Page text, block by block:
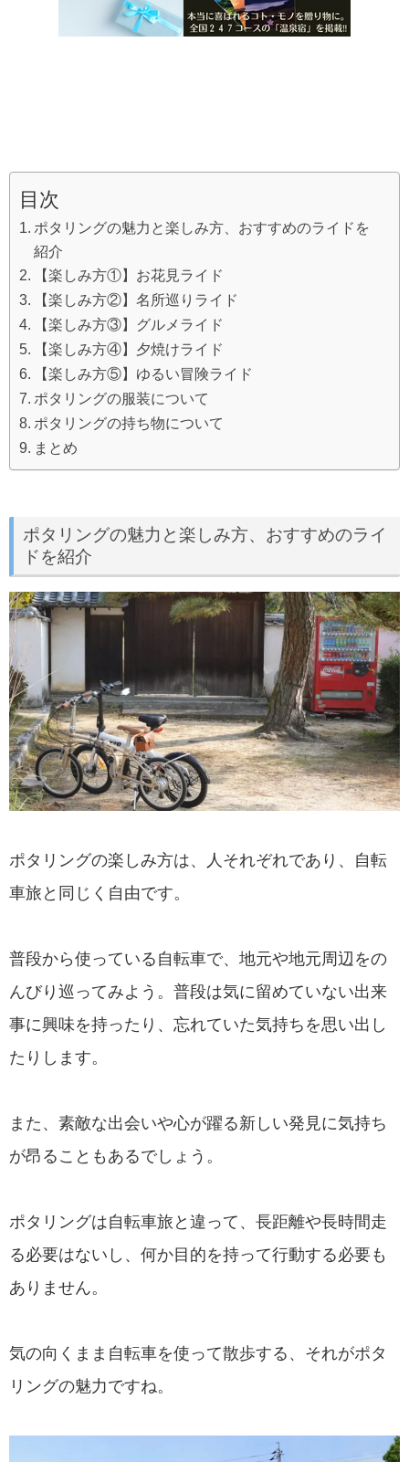
目次
ポタリングの魅力と楽しみ方、おすすめのライドを
紹介
【楽しみ方①】お花見ライド
【楽しみ方②】名所巡りライド
【楽しみ方③】グルメライド
【楽しみ方④】夕焼けライド
【楽しみ方⑤】ゆるい冒険ライド
ポタリングの服装について
ポタリングの持ち物について
まとめ
ポタリングの魅力と楽しみ方、おすすめのライ
ドを紹介
ポタリングの楽しみ方は、人それぞれであり、自転
車旅と同じく自由です。
普段から使っている自転車で、地元や地元周辺をの
んびり巡ってみよう。普段は気に留めていない出来
事に興味を持ったり、忘れていた気持ちを思い出し
たりします。
また、素敵な出会いや心が躍る新しい発見に気持ち
が昂ることもあるでしょう。
ポタリングは自転車旅と違って、長距離や長時間走
る必要はないし、何か目的を持って行動する必要も
ありません。
気の向くまま自転車を使って散歩する、それがポタ
リングの魅力ですね。